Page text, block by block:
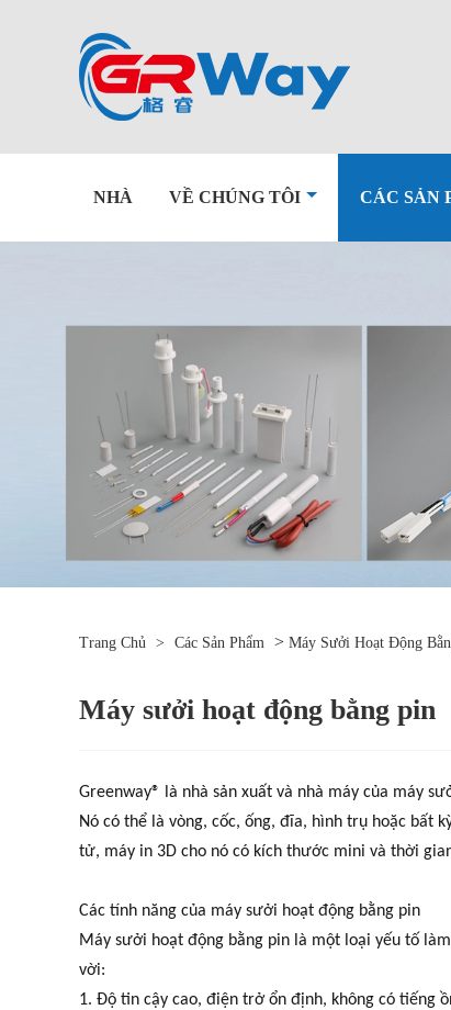
NHÀ VỀ CHÚNG TÔI CÁC SẢN
Trang Chủ > Các Sản Phẩm > Máy Sưởi Hoạt Động
Máy sưởi hoạt động bằng pin
Greenway® là nhà sản xuất và nhà máy của máy
Nó có thể là vòng, cốc, ống, đĩa, hình trụ hoặc bất
tử, máy in 3D cho nó có kích thước mini và thời
Các tính năng của máy sưởi hoạt động bằng pin
Máy sưởi hoạt động bằng pin là một loại yếu tố
vời:
1. Độ tin cậy cao, điện trở ổn định, không có tiếng